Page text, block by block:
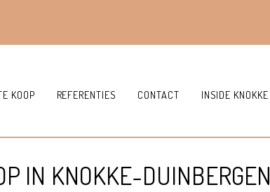
KOOP REFERENTIES CONTACT INSIDE KNOKKE
IN KNOKKE-DUINBERGEN